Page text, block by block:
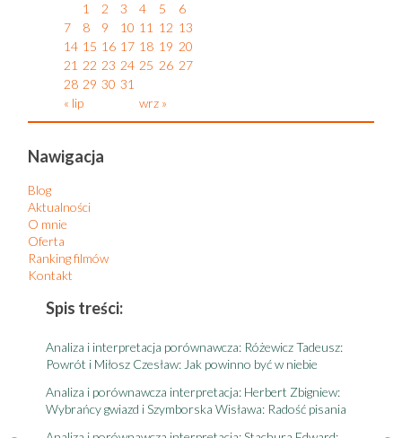
« lip wrz »
1 2 3 4 5
6
7
8 9 10 11 12 13
14 15 16 17 18 19 20
21 22 23 24 25 26 27
28 29 30 31
Nawigacja
Blog
Aktualności
O mnie
Oferta
Ranking filmów
Kontakt
Spis treści:
Analiza i interpretacja porównawcza: Różewicz Tadeusz:
Powrót i Miłosz Czesław: Jak powinno być w niebie
Analiza i porównawcza interpretacja: Herbert Zbigniew:
Wybrańcy gwiazd i Szymborska Wisława: Radość pisania